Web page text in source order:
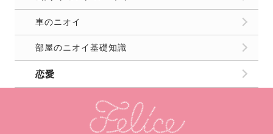
車のニオイ
部屋のニオイ基礎知識
恋愛